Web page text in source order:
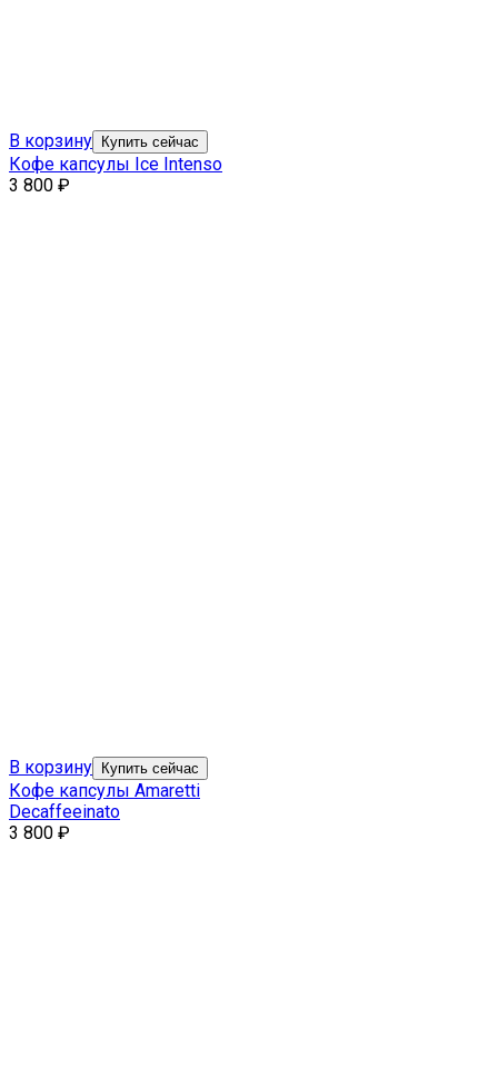
В корзину Купить сейчас
Кофе капсулы Ice Intenso
3 800 ₽
В корзину Купить сейчас
Кофе капсулы Amaretti
Decaffeeinato
3 800 ₽